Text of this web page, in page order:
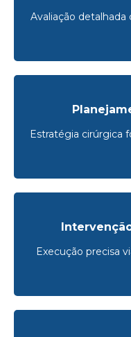
Avaliação
Estratégia cirúrgica
Execução precisa